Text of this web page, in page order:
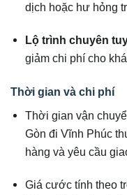
dịch hoặc hư hỏng
Lộ trình chuyên
giảm chi phí cho
Thời gian và chi phí
Thời gian vận
Gòn đi Vĩnh Phúc
hàng và yêu cầu
Giá cước tính theo